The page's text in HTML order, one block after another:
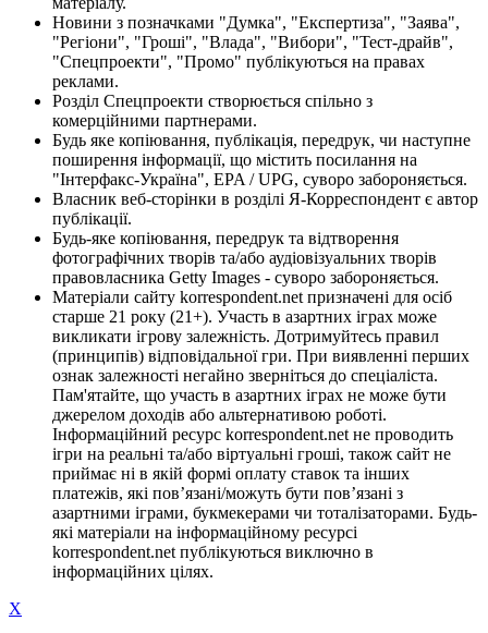
Новини з позначками "Думка", "Експертиза", "Заява",
"Регіони", "Гроші", "Влада", "Вибори", "Тест-драйв",
"Спецпроекти", "Промо" публікуються на правах
реклами.
Розділ Спецпроекти створюється спільно з
комерційними партнерами.
Будь яке копіювання, публікація, передрук, чи наступне
поширення інформації, що містить посилання на
"Інтерфакс-Україна", EPA / UPG, суворо забороняється.
Власник веб-сторінки в розділі Я-Корреспондент є автор
публікації.
Будь-яке копіювання, передрук та відтворення
фотографічних творів та/або аудіовізуальних творів
правовласника Getty Images - суворо забороняється.
Матеріали сайту korrespondent.net призначені для осіб
старше 21 року (21+). Участь в азартних іграх може
викликати ігрову залежність. Дотримуйтесь правил
(принципів) відповідальної гри. При виявленні перших
ознак залежності негайно зверніться до спеціаліста.
Пам'ятайте, що участь в азартних іграх не може бути
джерелом доходів або альтернативою роботі.
Інформаційний ресурс korrespondent.net не проводить
ігри на реальні та/або віртуальні гроші, також сайт не
приймає ні в якій формі оплату ставок та інших
платежів, які пов’язані/можуть бути пов’язані з
азартними іграми, букмекерами чи тоталізаторами. Будь-
які матеріали на інформаційному ресурсі
korrespondent.net публікуються виключно в
інформаційних цілях.
X